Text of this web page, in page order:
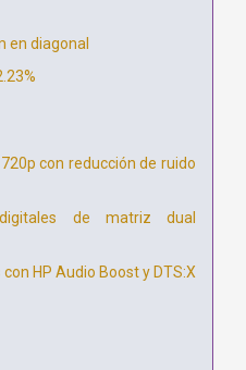
en diagonal
con reducción de ruido
de matriz dual
HP Audio Boost y DTS:X